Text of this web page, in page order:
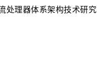
处理器体系架构技术研究